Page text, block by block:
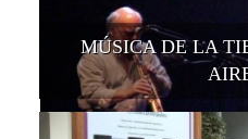
MÚSICA DE LA